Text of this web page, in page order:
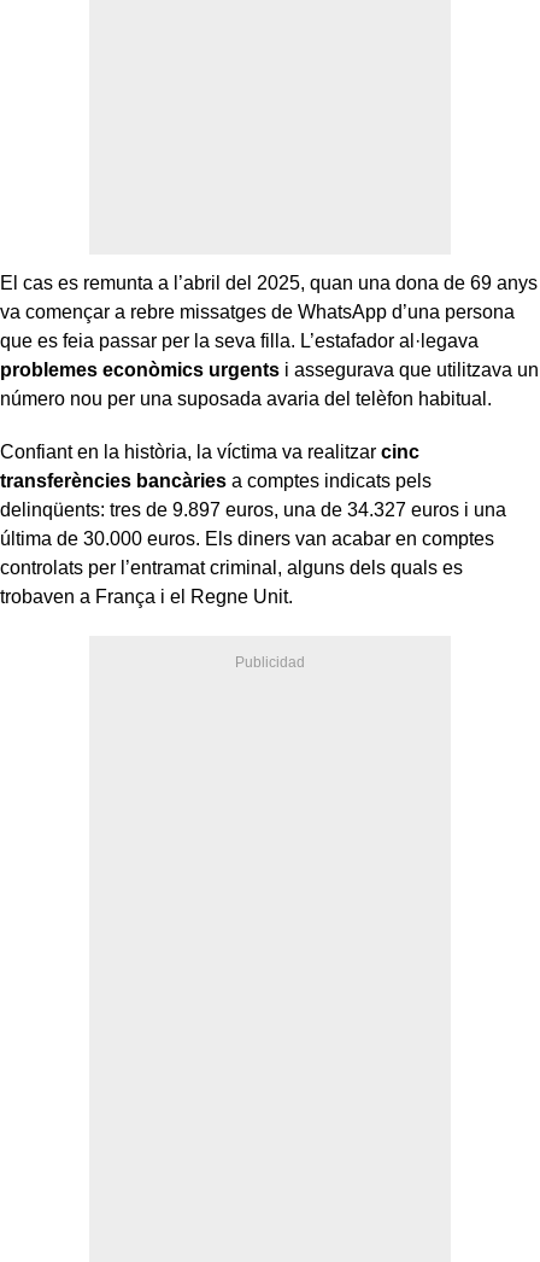
El cas es remunta a l’abril del 2025, quan una dona de 69 anys
va començar a rebre missatges de WhatsApp d’una persona
que es feia passar per la seva filla. L’estafador al·legava
problemes econòmics urgents i assegurava que utilitzava un
número nou per una suposada avaria del telèfon habitual.
Confiant en la història, la víctima va realitzar cinc
transferències bancàries a comptes indicats pels
delinqüents: tres de 9.897 euros, una de 34.327 euros i una
última de 30.000 euros. Els diners van acabar en comptes
controlats per l’entramat criminal, alguns dels quals es
trobaven a França i el Regne Unit.